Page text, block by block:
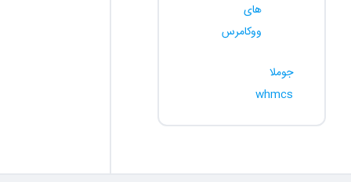
های
ووکامرس
جوملا
whmcs